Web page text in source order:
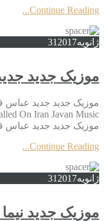
Continue Reading...
ژانویه 31 2017
موزیک جدید
موزیک جدید جديد عباس
Continue Reading...
ژانویه 31 2017
موزیک جدید